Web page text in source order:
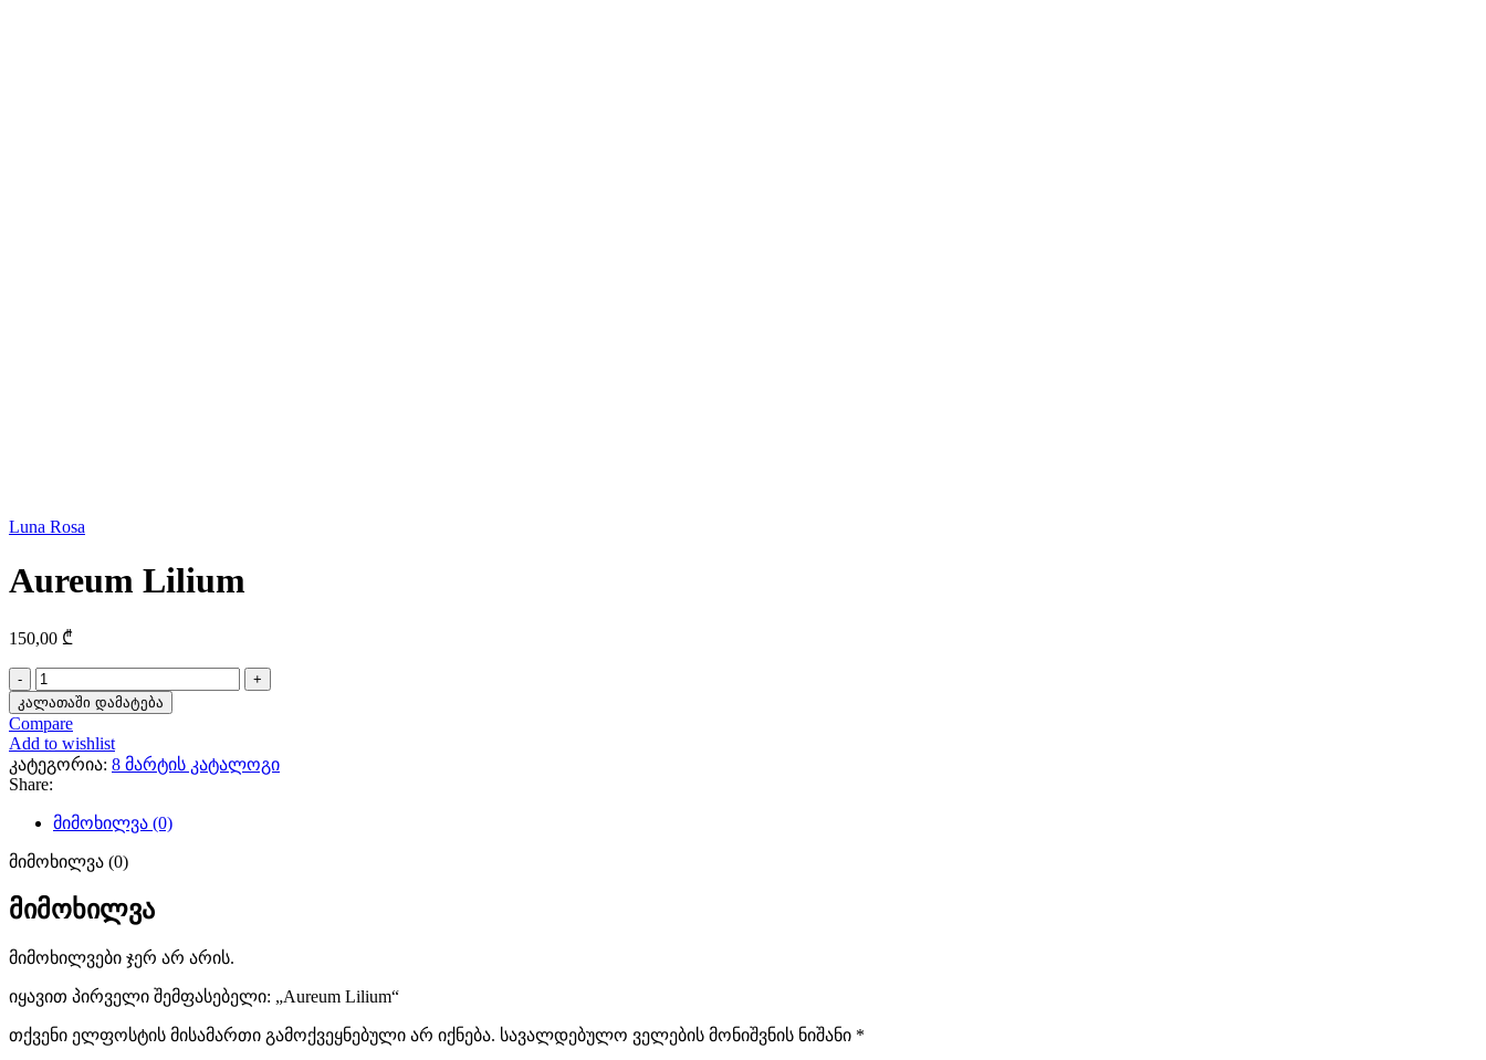
Luna Rosa
Aureum Lilium
150,00 ₾
რაოდენობა:
Aureum
Lilium
კალათაში დამატება
Compare
Add to wishlist
კატეგორია: 8 მარტის კატალოგი
Share:
მიმოხილვა (0)
მიმოხილვა (0)
მიმოხილვა
მიმოხილვები ჯერ არ არის.
იყავით პირველი შემფასებელი: „Aureum Lilium“
თქვენი ელფოსტის მისამართი გამოქვეყნებული არ იქნება. სავალდებულო ველების მონიშვნის ნიშანი *